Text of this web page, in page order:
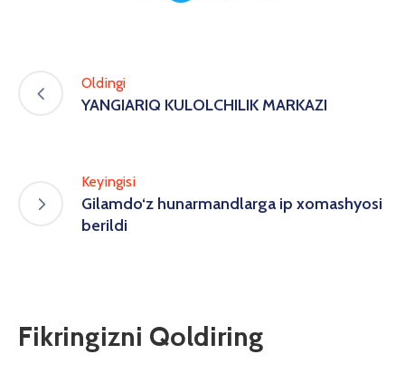
Oldingi
YANGIARIQ KULOLCHILIK MARKAZI
Keyingisi
Gilamdo‘z hunarmandlarga ip xomashyosi
berildi
Fikringizni Qoldiring